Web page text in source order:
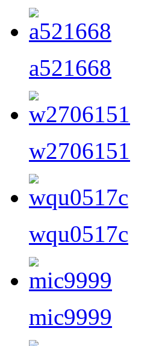
a521668
w2706151
wqu0517c
mic9999